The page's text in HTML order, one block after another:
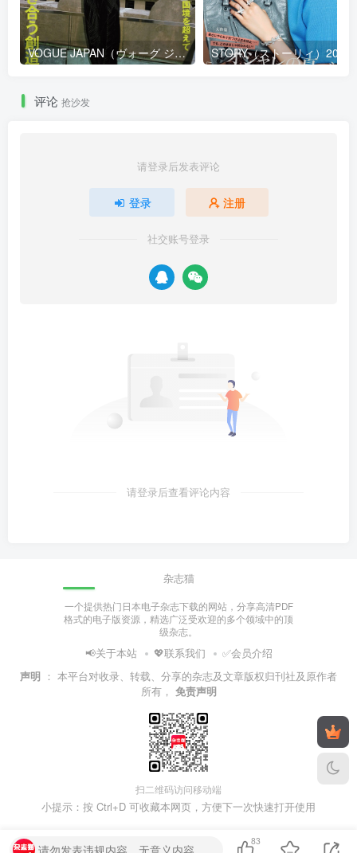
VOGUE JAPAN（ヴォーグ ジャパン）2026年9月号
评论 抢沙发
请登录后发表评论
登录 注册
社交账号登录
请登录后查看评论内容
杂志猫
一个提供热门日本电子杂志下载的网站，分享高清PDF
格式的电子版资源，精选广泛受欢迎的多个领域中的顶
级杂志。
📢关于本站 💖联系我们
✅会员介绍
声明 ： 本平台对收录、转载、分享的杂志及文章版权归刊社及原作者
所有， 免责声明
扫二维码访问移动端
小提示：按 Ctrl+D 可收藏本网页，方便下一次快速打开使用
83